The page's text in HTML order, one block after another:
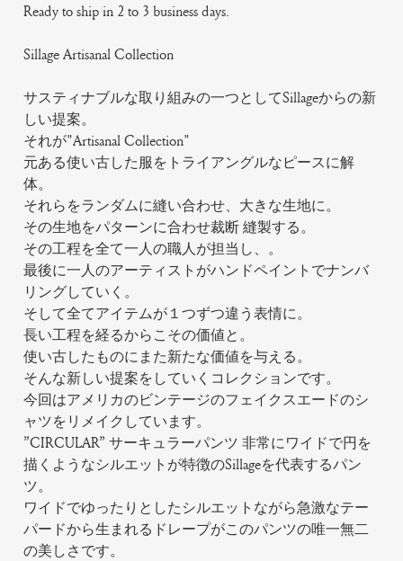
Ready to ship in 2 to 3 business days.
Sillage Artisanal Collection
サスティナブルな取り組みの一つとしてSillageからの新
しい提案。
それが"Artisanal Collection"
元ある使い古した服をトライアングルなピースに解
体。
それらをランダムに縫い合わせ、大きな生地に。
その生地をパターンに合わせ裁断 縫製する。
その工程を全て一人の職人が担当し、。
最後に一人のアーティストがハンドペイントでナンバ
リングしていく。
そして全てアイテムが１つずつ違う表情に。
長い工程を経るからこその価値と。
使い古したものにまた新たな価値を与える。
そんな新しい提案をしていくコレクションです。
今回はアメリカのビンテージのフェイクスエードのシ
ャツをリメイクしています。
”CIRCULAR” サーキュラーパンツ 非常にワイドで円を
描くようなシルエットが特徴のSillageを代表するパン
ツ。
ワイドでゆったりとしたシルエットながら急激なテー
パードから生まれるドレープがこのパンツの唯一無二
の美しさです。